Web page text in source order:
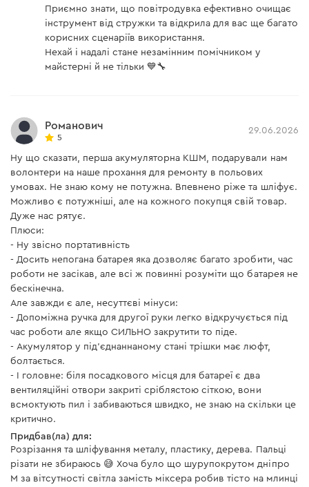
Акумуляторна повітродувка Dnipro-M DCB-
400BC Ultra (без АКБ та ЗП)
Регулювання сили
видування
Напруга акумулятора 40 В
Швидкість повітряного
1 режим - 75 м/с , 2 режим
- 95 м/с, 3 режим - 117 м/с
З'ємний патрубок
Регулювання потоку
4 режими
Вага 0,6 кг
Час роботи на акумуляторі
2 А/г
52/26/17/13 хв
Об'єм повітряного потоку 66 м³/год
Акумуляторна батарея Dnipro-M BP-440 4 А*год
Модель BP-440
Ємність акумулятора 4 Аг
Приємно знати, що повітродувка ефективно очищає
інструмент від стружки та відкрила для вас ще багато
корисних сценаріїв використання.
Нехай і надалі стане незамінним помічником у
майстерні й не тільки 💙🔧
Романович
5
29.06.2026
Ну що сказати, перша акумуляторна КШМ, подарували нам
волонтери на наше прохання для ремонту в польових
умовах. Не знаю кому не потужна. Впевнено ріже та шліфує.
Можливо є потужніші, але на кожного покупця свій товар.
Дуже нас рятує.
Плюси:
- Ну звісно портативність
- Досить непогана батарея яка дозволяє багато зробити, час
роботи не засікав, але всі ж повинні розуміти що батарея не
бескінечна.
Але завжди є але, несуттєві мінуси:
- Допоміжна ручка для другої руки легко відкручується під
час роботи але якщо СИЛЬНО закрутити то піде.
- Акумулятор у під'єднаннаному стані трішки має люфт,
болтається.
- І головне: біля посадкового місця для батареї є два
вентиляційні отвори закриті сріблястою сіткою, вони
всмоктують пил і забиваються швидко, не знаю на скільки це
критично.
Придбав(ла) для:
Розрізання та шліфування металу, пластику, дерева. Пальці
різати не збираюсь 😅 Хоча було що шурупокрутом дніпро
М за вітсутності світла замість міксера робив тісто на млинці